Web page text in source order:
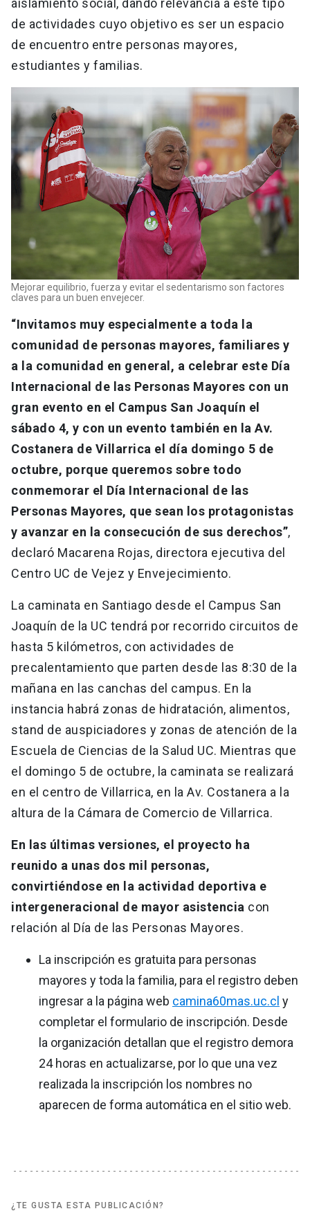
aislamiento social, dando relevancia a este tipo
de actividades cuyo objetivo es ser un espacio
de encuentro entre personas mayores,
estudiantes y familias.
Mejorar equilibrio, fuerza y evitar el sedentarismo son factores
claves para un buen envejecer.
“Invitamos muy especialmente a toda la
comunidad de personas mayores, familiares y
a la comunidad en general, a celebrar este Día
Internacional de las Personas Mayores con un
gran evento en el Campus San Joaquín el
sábado 4, y con un evento también en la Av.
Costanera de Villarrica el día domingo 5 de
octubre, porque queremos sobre todo
conmemorar el Día Internacional de las
Personas Mayores, que sean los protagonistas
y avanzar en la consecución de sus derechos”,
declaró Macarena Rojas, directora ejecutiva del
Centro UC de Vejez y Envejecimiento.
La caminata en Santiago desde el Campus San
Joaquín de la UC tendrá por recorrido circuitos de
hasta 5 kilómetros, con actividades de
precalentamiento que parten desde las 8:30 de la
mañana en las canchas del campus. En la
instancia habrá zonas de hidratación, alimentos,
stand de auspiciadores y zonas de atención de la
Escuela de Ciencias de la Salud UC. Mientras que
el domingo 5 de octubre, la caminata se realizará
en el centro de Villarrica, en la Av. Costanera a la
altura de la Cámara de Comercio de Villarrica.
En las últimas versiones, el proyecto ha
reunido a unas dos mil personas,
convirtiéndose en la actividad deportiva e
intergeneracional de mayor asistencia con
relación al Día de las Personas Mayores.
La inscripción es gratuita para personas
mayores y toda la familia, para el registro deben
ingresar a la página web camina60mas.uc.cl y
completar el formulario de inscripción. Desde
la organización detallan que el registro demora
24 horas en actualizarse, por lo que una vez
realizada la inscripción los nombres no
aparecen de forma automática en el sitio web.
¿TE GUSTA ESTA PUBLICACIÓN?